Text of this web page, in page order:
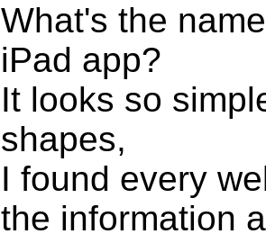
What's the
iPad app?
It looks so
shapes,
I found every
the information